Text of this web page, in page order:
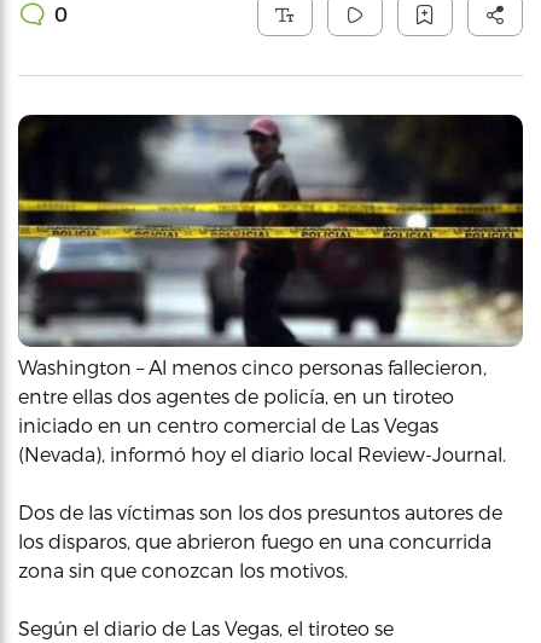
0
Washington – Al menos cinco personas fallecieron,
entre ellas dos agentes de policía, en un tiroteo
iniciado en un centro comercial de Las Vegas
(Nevada), informó hoy el diario local Review-Journal.
Dos de las víctimas son los dos presuntos autores de
los disparos, que abrieron fuego en una concurrida
zona sin que conozcan los motivos.
Según el diario de Las Vegas, el tiroteo se